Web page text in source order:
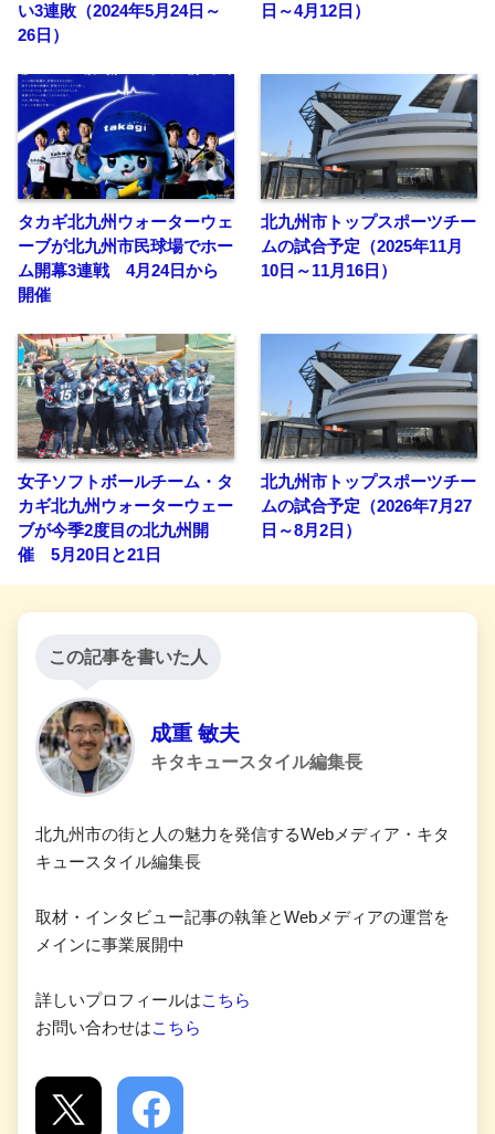
い3連敗（2024年5月24日～
26日）
日～4月12日）
タカギ北九州ウォーターウェ
ーブが北九州市民球場でホー
ム開幕3連戦 4月24日から
開催
北九州市トップスポーツチー
ムの試合予定（2025年11月
10日～11月16日）
女子ソフトボールチーム・タ
カギ北九州ウォーターウェー
ブが今季2度目の北九州開
催 5月20日と21日
北九州市トップスポーツチー
ムの試合予定（2026年7月27
日～8月2日）
この記事を書いた人
成重 敏夫
キタキュースタイル編集長
北九州市の街と人の魅力を発信するWebメディア・キタ
キュースタイル編集長
取材・インタビュー記事の執筆とWebメディアの運営を
メインに事業展開中
詳しいプロフィールはこちら
お問い合わせはこちら